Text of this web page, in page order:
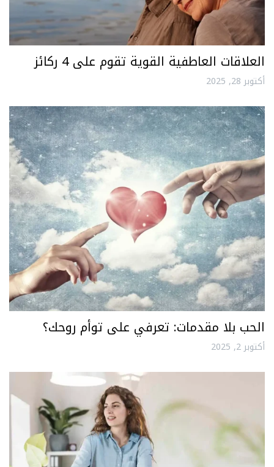
العلاقات العاطفية القوية تقوم على 4 ركائز
أكتوبر 28, 2025
الحب بلا مقدمات: تعرفي على توأم روحك؟
أكتوبر 2, 2025